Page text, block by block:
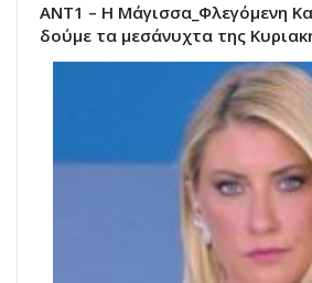
ΑΝΤ1 – Η Μάγισσα_Φλεγόμενη
δούμε τα μεσάνυχτα της